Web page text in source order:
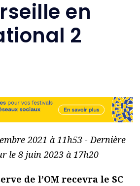
en
2
2021 à 11h53 - Dernière
le 8 juin 2023 à 17h20
de l’OM recevra le SC